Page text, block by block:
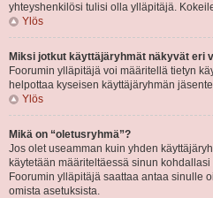
yhteyshenkilösi tulisi olla ylläpitäjä.
Ylös
Miksi jotkut käyttäjäryhmät näkyvät eri
Foorumin ylläpitäjä voi määritellä tietyn
helpottaa kyseisen käyttäjäryhmän
Ylös
Mikä on “oletusryhmä”?
Jos olet useamman kuin yhden
käytetään määriteltäessä sinun
Foorumin ylläpitäjä saattaa antaa sinulle
omista asetuksista.